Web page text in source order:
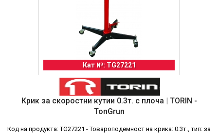
Кат №: TG27221
Крик за скоростни кутии 0.3т. с плоча | TORIN -
TonGrun
Код на продукта: TG27221 - Товароподемност на крика: 0.3т., тип: за